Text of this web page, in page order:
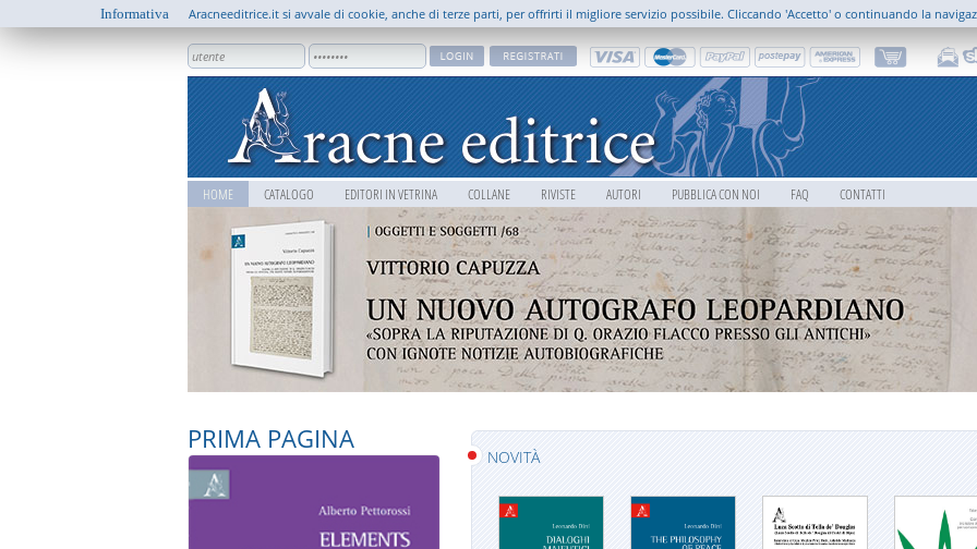
HOME CATALOGO EDITORI IN VETRINA COLLANE RIVISTE AUTORI PUBBLICA CON NOI FAQ CONTATTI
PRIMA PAGINA
NOVITÀ
Informativa Aracneeditrice.it si avvale di cookie, anche di terze parti, per offrirti il migliore servizio possibile. Cliccando 'Accetto' o continuando la